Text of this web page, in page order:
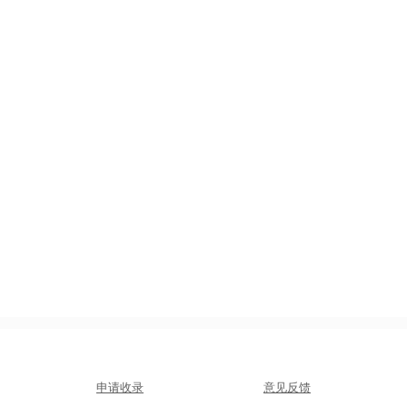
申请收录 意见反馈